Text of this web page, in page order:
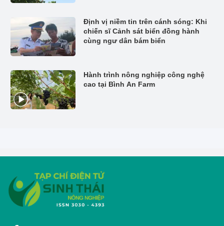
Định vị niềm tin trên cánh sóng: Khi
chiến sĩ Cảnh sát biển đồng hành
cùng ngư dân bám biển
Hành trình nông nghiệp công nghệ
cao tại Bình An Farm